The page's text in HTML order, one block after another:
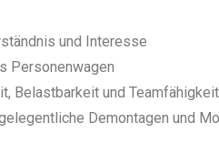
und Interesse
Personenwagen
Belastbarkeit und Teamfähigkeit
Demontagen und